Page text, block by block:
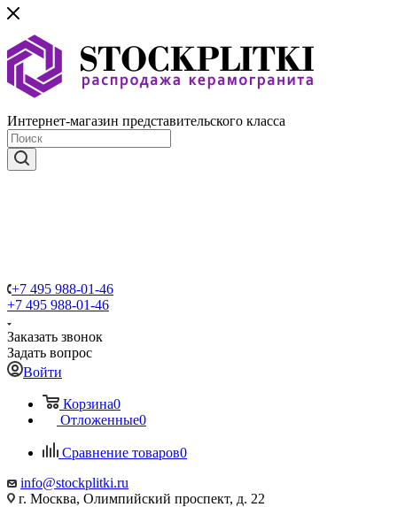
Интернет-магазин представительского класса
+7 495 988-01-46
+7 495 988-01-46
Заказать звонок
Задать вопрос
Войти
Корзина0
Отложенные0
Сравнение товаров0
info@stockplitki.ru
г. Москва, Олимпийский проспект, д. 22